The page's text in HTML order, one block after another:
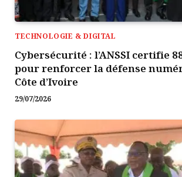
TECHNOLOGIE & DIGITAL
Cybersécurité : l’ANSSI certifie
pour renforcer la défense
Côte d’Ivoire
29/07/2026